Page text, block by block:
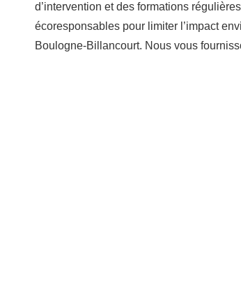
d’intervention et des formations
écoresponsables pour limiter l’impact
Boulogne-Billancourt. Nous vous